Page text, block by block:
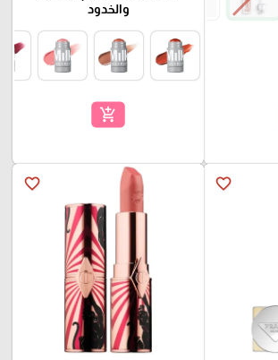
والخدود
add_shopping_cart
favorite_border
favorite_border